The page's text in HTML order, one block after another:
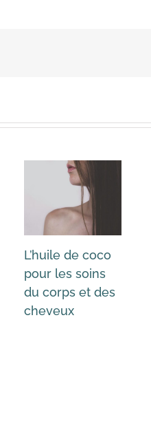
L’huile de coco
pour les soins
du corps et des
cheveux